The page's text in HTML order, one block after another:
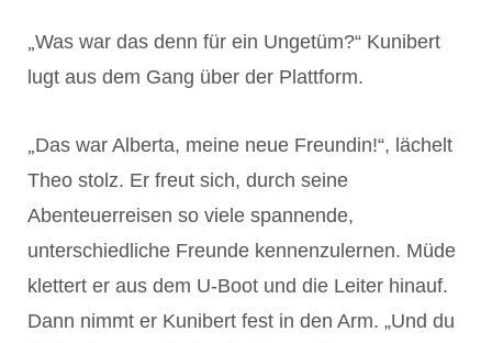
Was war das denn für ein Ungetüm?“ Kunibert
lugt aus dem Gang über der Plattform.
Das war Alberta, meine neue Freundin!“, lächelt
Theo stolz. Er freut sich, durch seine
Abenteuerreisen so viele spannende,
unterschiedliche Freunde kennenzulernen. Müde
klettert er aus dem U-Boot und die Leiter hinauf.
Dann nimmt er Kunibert fest in den Arm. „Und du